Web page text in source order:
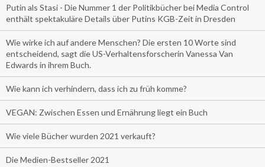
Putin als Stasi - Die Nummer 1 der Politikbücher bei Media Control
enthält spektakuläre Details über Putins KGB-Zeit in Dresden
Wie wirke ich auf andere Menschen? Die ersten 10 Worte sind
entscheidend, sagt die US-Verhaltensforscherin Vanessa Van
Edwards in ihrem Buch.
Wie kann ich verhindern, dass ich zu früh komme?
VEGAN: Zwischen Essen und Ernährung liegt ein Buch
Wie viele Bücher wurden 2021 verkauft?
Die Medien-Bestseller 2021